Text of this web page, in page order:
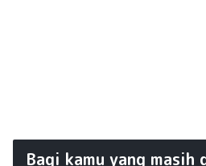
Bagi kamu yang masih